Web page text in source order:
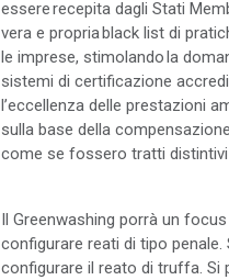
essere recepita dagli Stati
vera e propria black list di
le imprese, stimolando la
sistemi di certificazione
l’eccellenza delle prestazioni
sulla base della
come se fossero tratti distintivi
Il Greenwashing porrà un
configurare reati di tipo
configurare il reato di truffa. Si